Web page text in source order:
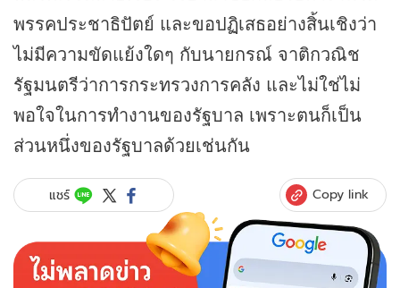
พรรคประชาธิปัตย์ และขอปฏิเสธอย่างสิ้นเชิงว่า
ไม่มีความขัดแย้งใดๆ กับนายกรณ์ จาติกวณิช
รัฐมนตรีว่าการกระทรวงการคลัง และไม่ใช่ไม่
พอใจในการทำงานของรัฐบาล เพราะตนก็เป็น
ส่วนหนึ่งของรัฐบาลด้วยเช่นกัน
แชร์ Copy link